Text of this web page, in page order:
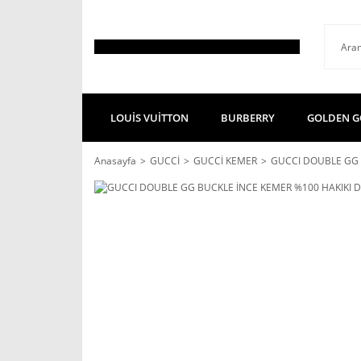
LOUİS VUİTTON BURBERRY GOLDEN
Anasayfa GUCCİ GUCCİ KEMER GUCCI DOUBLE